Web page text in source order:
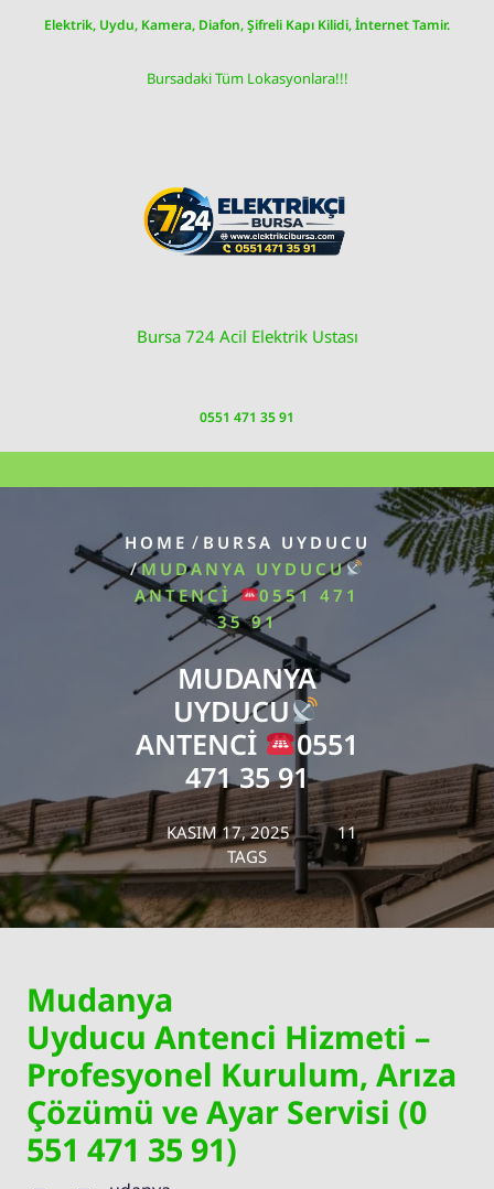
Elektrik, Uydu, Kamera, Diafon, Şifreli Kapı Kilidi, İnternet Tamir.
Bursadaki Tüm Lokasyonlara!!!
Bursa 724 Acil Elektrik Ustası
0551 471 35 91
HOME / BURSA UYDUCU
/MUDANYA UYDUCU
ANTENCI
0551 471
35 91
MUDANYA
UYDUCU
ANTENCI
0551
471 35 91
KASIM 17, 2025
11
TAGS
Mudanya
Uyducu Antenci Hizmeti –
Profesyonel Kurulum, Arıza
Çözümü ve Ayar Servisi (0
551 471 35 91)